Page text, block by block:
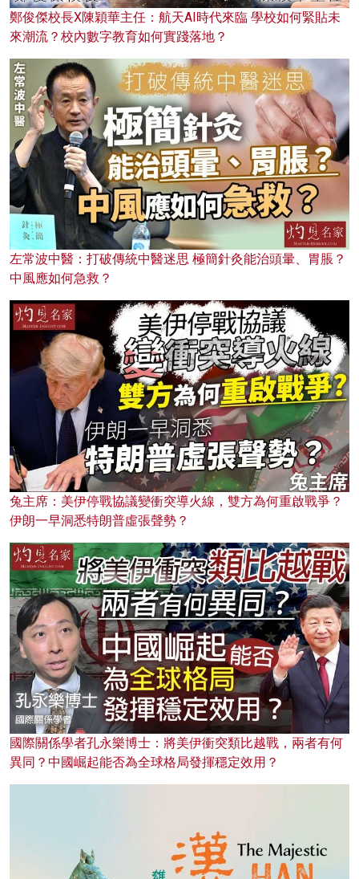
鄭俊傑校長X陳穎華主任：航天AI時代來臨 學校如何緊貼未
來潮流？校內數字教育如何實踐落地？
左常波中醫：打破傳統中醫迷思 極簡針灸能治頭暈、胃脹？
中風應如何急救？
兔主席：美伊停戰協議變衝突導火線，雙方為何重啟戰爭？
伊朗一早洞悉特朗普虛張聲勢？
國際關係學者孔永樂博士：將美伊衝突類比越戰，兩者有何
異同？中國崛起能否為全球格局發揮穩定效用？